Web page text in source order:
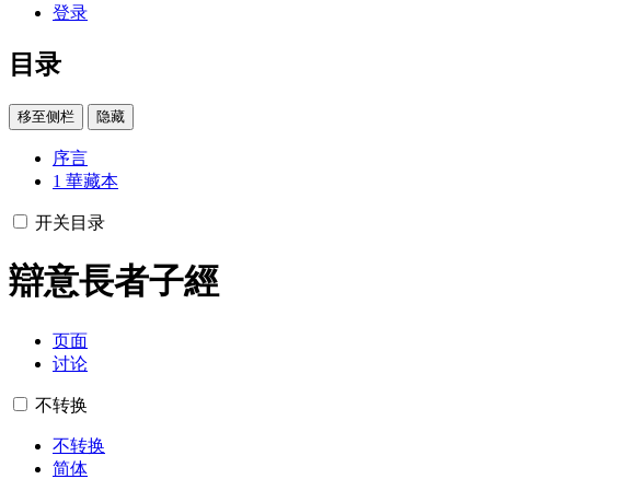
登录
目录
移至侧栏 隐藏
序言
1 華藏本
开关目录
辯意長者子經
页面
讨论
不转换
不转换
简体